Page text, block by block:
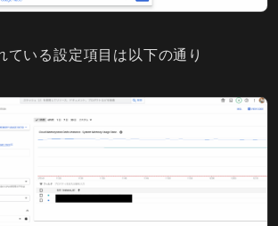
ている設定項目は以下の通り